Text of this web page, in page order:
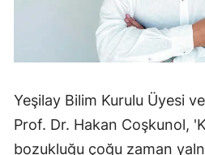
Yeşilay Bilim Kurulu Üyesi
Prof. Dr. Hakan Coşkunol,
bozukluğu çoğu zaman